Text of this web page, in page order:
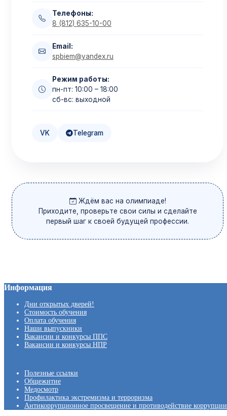
Телефоны:
8 (812) 635-10-00
Email:
spbiem@yandex.ru
Режим работы:
пн-пт: 10:00 – 18:00
сб-вс: выходной
VK Telegram
Ждём вас на олимпиаде!
Приходите, проверьте свои силы и сделайте
первый шаг к своей будущей профессии.
Информация
Дни открытых дверей!
Стоимость обучения
Оплата обучения
Наши выпускники
Вакансии и конкурсы ППС
Вакансии и конкурсы НПР
Полезные ссылки
Общежитие
Медосмотр
Профилактика экстремизма и терроризма
Антикоррупционное просвещение и противодействие коррупции